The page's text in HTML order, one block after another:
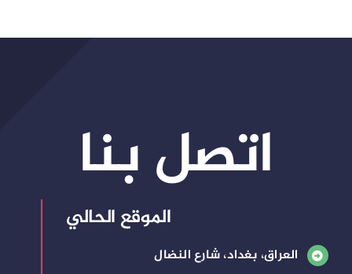
اتصل بنا
الموقع الحالي
العراق، بغداد، شارع النضال